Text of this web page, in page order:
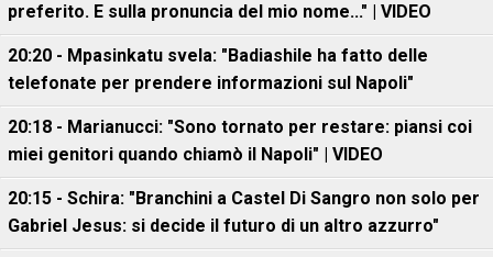
preferito. E sulla pronuncia del mio nome..." | VIDEO
20:20 - Mpasinkatu svela: "Badiashile ha fatto delle
telefonate per prendere informazioni sul Napoli"
20:18 - Marianucci: "Sono tornato per restare: piansi coi
miei genitori quando chiamò il Napoli" | VIDEO
20:15 - Schira: "Branchini a Castel Di Sangro non solo per
Gabriel Jesus: si decide il futuro di un altro azzurro"